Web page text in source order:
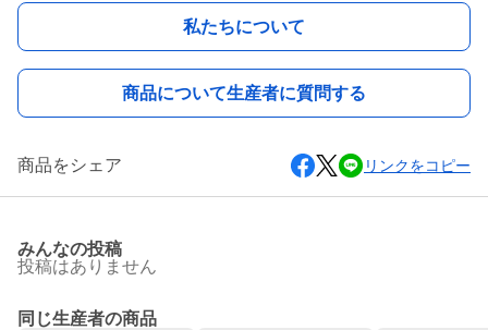
私たちについて
商品について生産者に質問する
商品をシェア リンクをコピー
みんなの投稿
投稿はありません
同じ生産者の商品